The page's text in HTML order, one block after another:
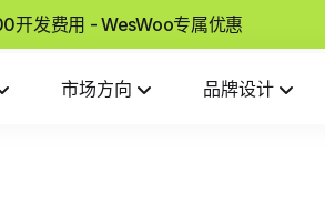
开发费用 - WesWoo专属优惠
市场方向 品牌设计